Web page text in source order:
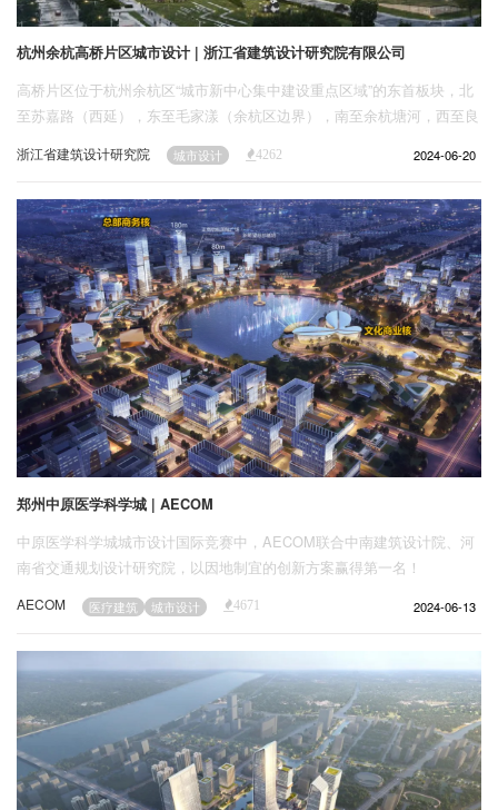
杭州余杭高桥片区城市设计 | 浙江省建筑设计研究院有限公司
高桥片区位于杭州余杭区“城市新中心集中建设重点区域”的东首板块，北
至苏嘉路（西延），东至毛家漾（余杭区边界），南至余杭塘河，西至良
睦路，研究范围总面积为6.23平方公里，核心城市设计范围为3.58平方公
里。
浙江省建筑设计研究院 城市设计 4262 2024-06-20
郑州中原医学科学城 | AECOM
中原医学科学城城市设计国际竞赛中，AECOM联合中南建筑设计院、河
南省交通规划设计研究院，以因地制宜的创新方案赢得第一名！
AECOM 医疗建筑 城市设计 4671 2024-06-13